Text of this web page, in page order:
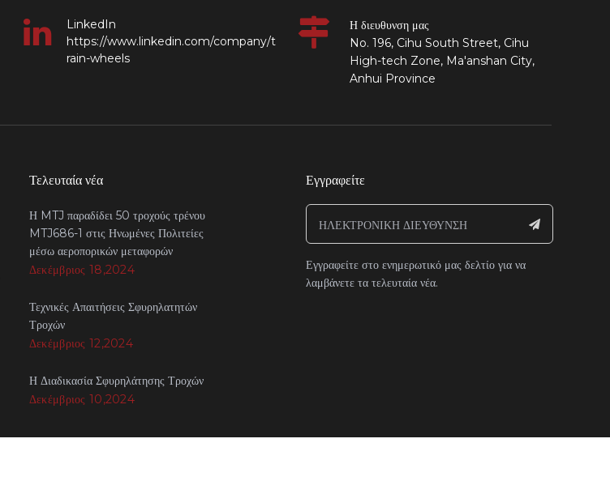
LinkedIn
https://www.linkedin.com/company/t
rain-wheels
Η διευθυνση μας
No. 196, Cihu South Street, Cihu
High-tech Zone, Ma'anshan City,
Anhui Province
Τελευταία νέα
Η MTJ παραδίδει 50 τροχούς τρένου
MTJ686-1 στις Ηνωμένες Πολιτείες
μέσω αεροπορικών μεταφορών
Δεκέμβριος 18,2024
Τεχνικές Απαιτήσεις Σφυρηλατητών
Τροχών
Δεκέμβριος 12,2024
Η Διαδικασία Σφυρηλάτησης Τροχών
Δεκέμβριος 10,2024
Εγγραφείτε
Εγγραφείτε στο ενημερωτικό μας δελτίο για να
λαμβάνετε τα τελευταία νέα.